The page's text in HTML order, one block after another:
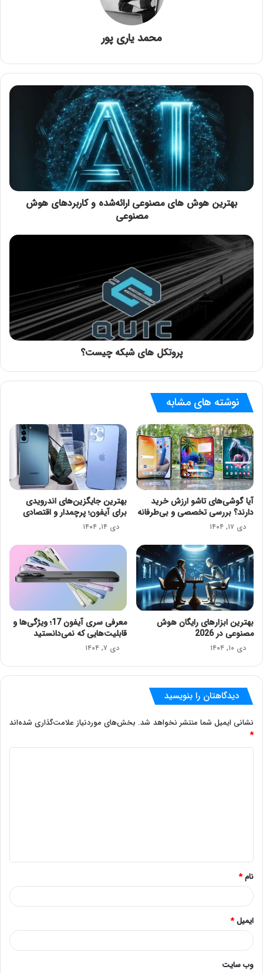
محمد یاری پور
بهترین هوش‌ های مصنوعی ارائه‌شده و کاربردهای هوش
مصنوعی
پروتکل ‌های شبکه چیست؟
نوشته های مشابه
آیا گوشی‌های تاشو ارزش خرید
دارند؟ بررسی تخصصی و بی‌طرفانه
دی ۱۷, ۱۴۰۴
بهترین جایگزین‌های اندرویدی
برای آیفون؛ پرچمدار و اقتصادی
دی ۱۴, ۱۴۰۴
بهترین ابزارهای رایگان هوش
مصنوعی در 2026
دی ۱۰, ۱۴۰۴
معرفی سری آیفون 17؛ ویژگی‌ها و
قابلیت‌هایی که نمی‌دانستید
دی ۷, ۱۴۰۴
دیدگاهتان را بنویسید
نشانی ایمیل شما منتشر نخواهد شد. بخش‌های موردنیاز علامت‌گذاری شده‌اند
*
*
نام*
ایمیل*
وب‌ سایت